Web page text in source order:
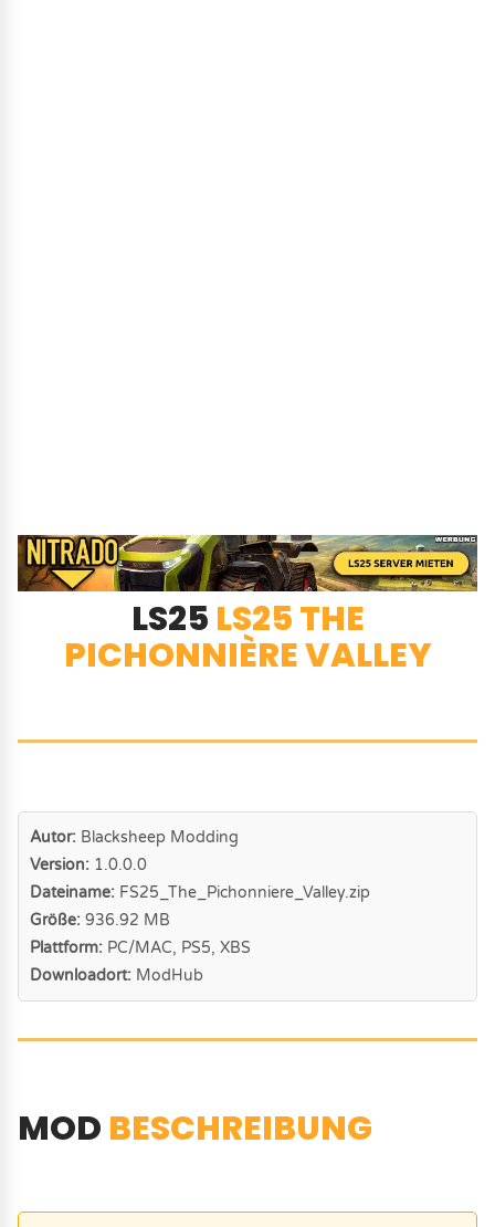
LS25 LS25 THE
PICHONNIÈRE VALLEY
Autor: Blacksheep Modding
Version: 1.0.0.0
Dateiname: FS25_The_Pichonniere_Valley.zip
Größe: 936.92 MB
Plattform: PC/MAC, PS5, XBS
Downloadort: ModHub
MOD BESCHREIBUNG